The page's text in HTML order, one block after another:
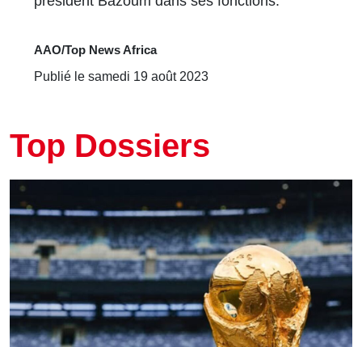
AAO/Top News Africa
Publié le samedi 19 août 2023
Top Dossiers